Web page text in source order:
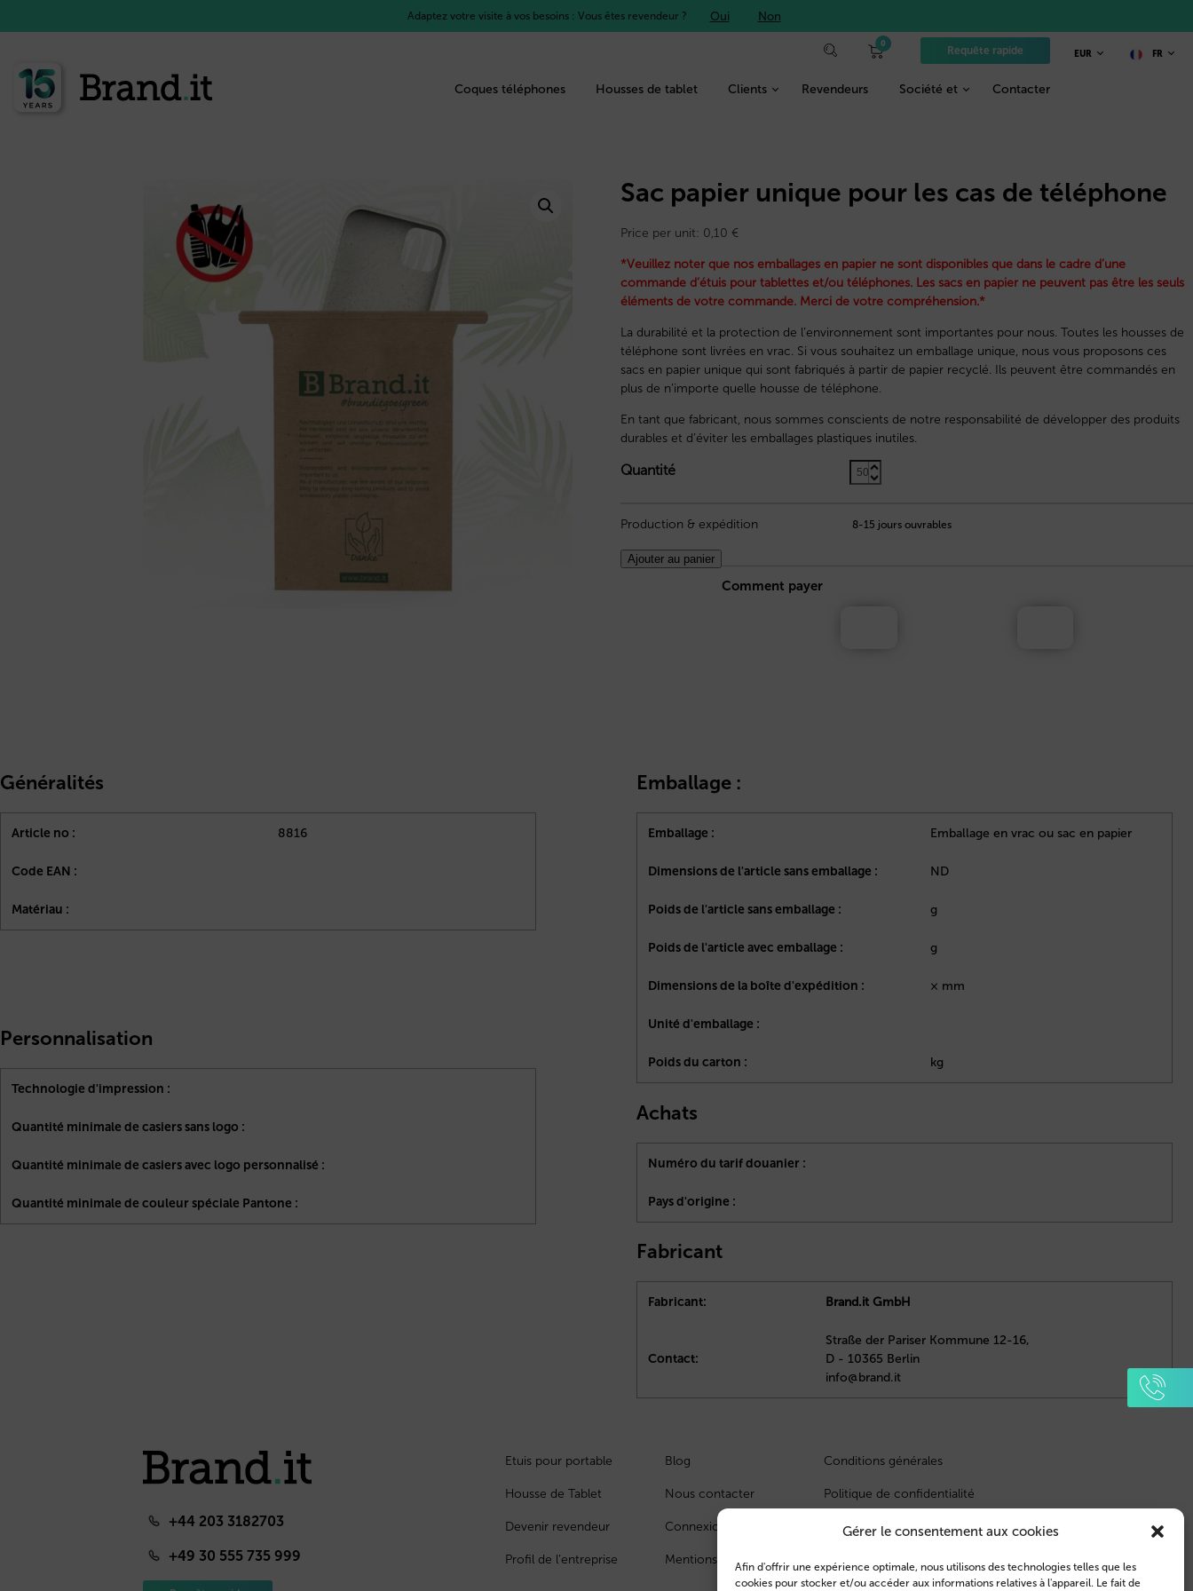
Gérer le consentement aux cookies
Afin d'offrir une expérience optimale, nous utilisons des technologies telles que les
cookies pour stocker et/ou accéder aux informations relatives à l'appareil. Le fait de
Adaptez votre visite à vos besoins : Vous êtes revendeur ? Oui Non
Requête rapide
0
Coques téléphones Housses de tablet Clients Revendeurs Société et Contacter
EUR FR
Sac papier unique pour les cas de téléphone
Price per unit: 0,10 €
*Veuillez noter que nos emballages en papier ne sont disponibles que dans le cadre d’une
commande d’étuis pour tablettes et/ou téléphones. Les sacs en papier ne peuvent pas être les seuls
éléments de votre commande. Merci de votre compréhension.*
La durabilité et la protection de l’environnement sont importantes pour nous. Toutes les housses de
téléphone sont livrées en vrac. Si vous souhaitez un emballage unique, nous vous proposons ces
sacs en papier unique qui sont fabriqués à partir de papier recyclé. Ils peuvent être commandés en
plus de n’importe quelle housse de téléphone.
En tant que fabricant, nous sommes conscients de notre responsabilité de développer des produits
durables et d’éviter les emballages plastiques inutiles.
Quantité
Production & expédition 8-15 jours ouvrables
Ajouter au panier
Comment payer
Généralités
Article no : 8816
Code EAN :
Matériau :
Emballage :
Emballage : Emballage en vrac ou sac en papier
Dimensions de l'article sans emballage : ND
Poids de l'article sans emballage : g
Poids de l'article avec emballage : g
Dimensions de la boîte d'expédition : × mm
Unité d'emballage :
Poids du carton : kg
Personnalisation
Technologie d'impression :
Quantité minimale de casiers sans logo :
Quantité minimale de casiers avec logo personnalisé :
Quantité minimale de couleur spéciale Pantone :
Achats
Numéro du tarif douanier :
Pays d'origine :
Fabricant
Fabricant: Brand.it GmbH
Contact:
Straße der Pariser Kommune 12-16,
D - 10365 Berlin
info@brand.it
+44 203 3182703
+49 30 555 735 999
Etuis pour portable
Housse de Tablet
Devenir revendeur
Profil de l’entreprise
Blog
Nous contacter
Connexion des clients
Mentions légales
Conditions générales
Politique de confidentialité